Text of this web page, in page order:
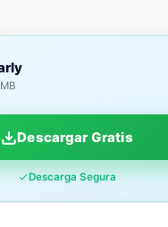
Descargar Gratis
Descarga Segura